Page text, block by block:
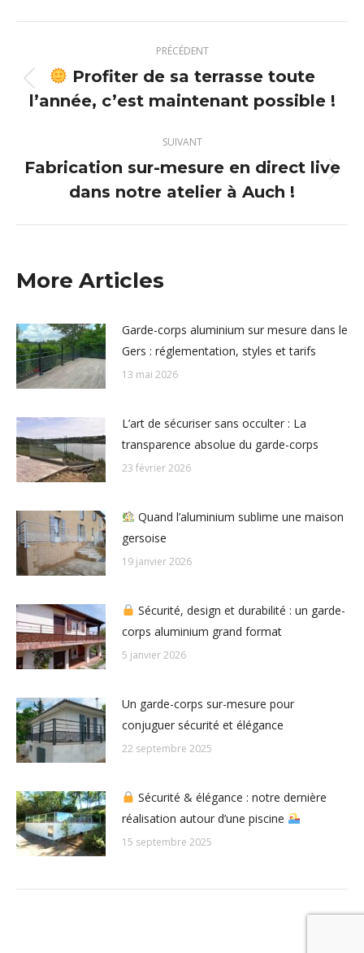
X
PinterestFacebookLinkedIn
article
PRÉCÉDENT
Article
précédent
Profiter de sa terrasse toute
l’année, c’est maintenant possible !
SUIVANT
Article
suivant
:
Fabrication sur-mesure en direct live
dans notre atelier à Auch !
More Articles
Garde-corps aluminium sur mesure dans le
Gers : réglementation, styles et tarifs
13 mai 2026
L’art de sécuriser sans occulter : La
transparence absolue du garde-corps
23 février 2026
Quand l’aluminium sublime une maison
gersoise
19 janvier 2026
Sécurité, design et durabilité : un garde-
corps aluminium grand format
5 janvier 2026
Un garde-corps sur-mesure pour
conjuguer sécurité et élégance
22 septembre 2025
Sécurité & élégance : notre dernière
réalisation autour d’une piscine
15 septembre 2025